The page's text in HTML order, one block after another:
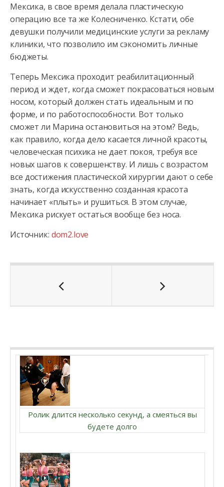
Мексика, в свое время делала пластическую
операцию все та же Колесниченко. Кстати, обе
девушки получили медицинские услуги за рекламу
клиники, что позволило им сэкономить личные
бюджеты.
Теперь Мексика проходит реабилитационный
период и ждет, когда сможет покрасоваться новым
носом, который должен стать идеальным и по
форме, и по работоспособности. Вот только
сможет ли Марина остановиться на этом? Ведь,
как правило, когда дело касается личной красоты,
человеческая психика не дает покоя, требуя все
новых шагов к совершенству. И лишь с возрастом
все достижения пластической хирургии дают о себе
знать, когда искусственно созданная красота
начинает «плыть» и рушиться. В этом случае,
Мексика рискует остаться вообще без носа.
Источник: dom2.love
Ролик длится несколько секунд, а смеяться вы
будете долго